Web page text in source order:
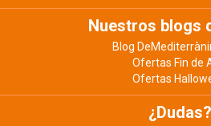
Nuestros blogs
Blog
Ofertas Fin de
Ofertas
¿Dudas?